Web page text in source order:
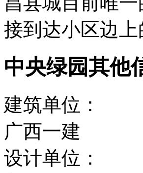
接到达小区边
中央绿园其他
建筑单位：
广西一建
设计单位：